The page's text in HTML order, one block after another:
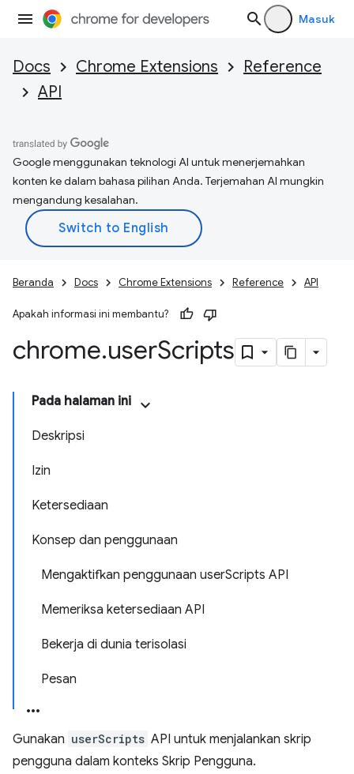
Masuk
Docs Chrome Extensions
Reference
API
Google menggunakan teknologi AI untuk menerjemahkan
konten ke dalam bahasa pilihan Anda. Terjemahan AI mungkin
mengandung kesalahan.
Beranda Docs Chrome Extensions Reference API
Apakah informasi ini membantu?
chrome.userScripts
Pada halaman ini
Deskripsi
Izin
Ketersediaan
Konsep dan penggunaan
Mengaktifkan penggunaan userScripts API
Memeriksa ketersediaan API
Bekerja di dunia terisolasi
Pesan
Gunakan userScripts API untuk menjalankan skrip
pengguna dalam konteks Skrip Pengguna.